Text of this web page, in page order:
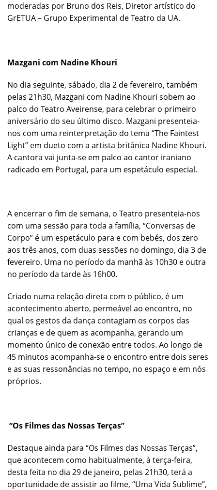
moderadas por Bruno dos Reis, Diretor artístico do
GrETUA – Grupo Experimental de Teatro da UA.
Mazgani com Nadine Khouri
No dia seguinte, sábado, dia 2 de fevereiro, também
pelas 21h30, Mazgani com Nadine Khouri sobem ao
palco do Teatro Aveirense, para celebrar o primeiro
aniversário do seu último disco. Mazgani presenteia-
nos com uma reinterpretação do tema “The Faintest
Light” em dueto com a artista britânica Nadine Khouri.
A cantora vai junta-se em palco ao cantor iraniano
radicado em Portugal, para um espetáculo especial.
A encerrar o fim de semana, o Teatro presenteia-nos
com uma sessão para toda a família, “Conversas de
Corpo” é um espetáculo para e com bebés, dos zero
aos três anos, com duas sessões no domingo, dia 3 de
fevereiro. Uma no período da manhã às 10h30 e outra
no período da tarde às 16h00.
Criado numa relação direta com o público, é um
acontecimento aberto, permeável ao encontro, no
qual os gestos da dança contagiam os corpos das
crianças e de quem as acompanha, gerando um
momento único de conexão entre todos. Ao longo de
45 minutos acompanha-se o encontro entre dois seres
e as suas ressonâncias no tempo, no espaço e em nós
próprios.
“Os Filmes das Nossas Terças”
Destaque ainda para “Os Filmes das Nossas Terças”,
que acontecem como habitualmente, à terça-feira,
desta feita no dia 29 de janeiro, pelas 21h30, terá a
oportunidade de assistir ao filme, “Uma Vida Sublime”,